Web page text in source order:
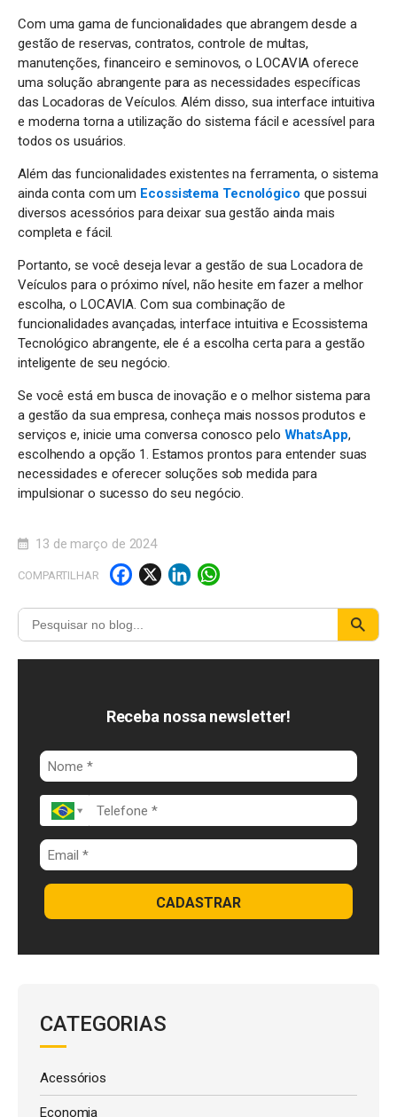
Com uma gama de funcionalidades que abrangem desde a
gestão de reservas, contratos, controle de multas,
manutenções, financeiro e seminovos, o LOCAVIA oferece
uma solução abrangente para as necessidades específicas
das Locadoras de Veículos. Além disso, sua interface intuitiva
e moderna torna a utilização do sistema fácil e acessível para
todos os usuários.
Além das funcionalidades existentes na ferramenta, o sistema
ainda conta com um Ecossistema Tecnológico que possui
diversos acessórios para deixar sua gestão ainda mais
completa e fácil.
Portanto, se você deseja levar a gestão de sua Locadora de
Veículos para o próximo nível, não hesite em fazer a melhor
escolha, o LOCAVIA. Com sua combinação de
funcionalidades avançadas, interface intuitiva e Ecossistema
Tecnológico abrangente, ele é a escolha certa para a gestão
inteligente de seu negócio.
Se você está em busca de inovação e o melhor sistema para
a gestão da sua empresa, conheça mais nossos produtos e
serviços e, inicie uma conversa conosco pelo WhatsApp,
escolhendo a opção 1. Estamos prontos para entender suas
necessidades e oferecer soluções sob medida para
impulsionar o sucesso do seu negócio.
13 de março de 2024
COMPARTILHAR
F
a
c
e
o
o
k
X Li
n
k
e
I
n
W
h
a
t
A
p
p
Receba nossa newsletter!
CADASTRAR
CATEGORIAS
Acessórios
Economia